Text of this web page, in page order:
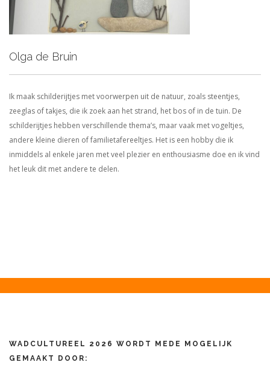
Olga de Bruin
Ik maak schilderijtjes met voorwerpen uit de natuur, zoals steentjes,
zeeglas of takjes, die ik zoek aan het strand, het bos of in de tuin. De
schilderijtjes hebben verschillende thema’s, maar vaak met vogeltjes,
andere kleine dieren of familietafereeltjes. Het is een hobby die ik
inmiddels al enkele jaren met veel plezier en enthousiasme doe en ik vind
het leuk dit met andere te delen.
WADCULTUREEL 2026 WORDT MEDE MOGELIJK
GEMAAKT DOOR: